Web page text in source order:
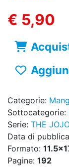
€ 5,90
Categorie:
Sottocategorie:
Serie: THE
Data di
Formato:
Pagine: 192